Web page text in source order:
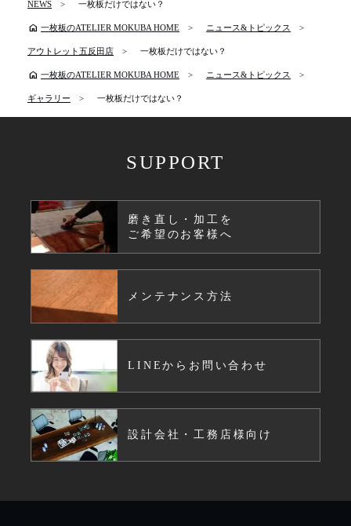
NEWS 一枚板だけではない？
home 一枚板のATELIER MOKUBA HOME ニュース&トピックス
アウトレット五反田店 一枚板だけではない？
home 一枚板のATELIER MOKUBA HOME ニュース&トピックス
ギャラリー 一枚板だけではない？
SUPPORT
磨き直し・加工を
ご希望のお客様へ
メンテナンス方法
LINEからお問い合わせ
設計会社・工務店様向け